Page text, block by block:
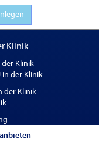
Klinik
Klinik
in der Klinik
der Klinik